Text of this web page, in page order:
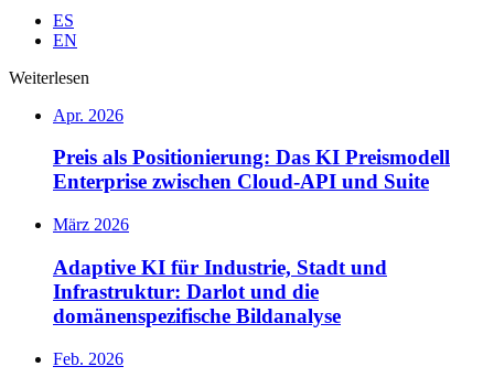
ES
EN
Weiterlesen
Apr. 2026
Preis als Positionierung: Das KI Preismodell
Enterprise zwischen Cloud-API und Suite
März 2026
Adaptive KI für Industrie, Stadt und
Infrastruktur: Darlot und die
domänenspezifische Bildanalyse
Feb. 2026